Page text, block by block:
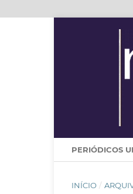
PERIÓDICOS
INÍCIO /